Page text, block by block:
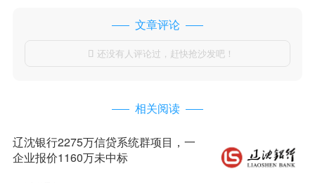
文章评论
 还没有人评论过，赶快抢沙发吧！
相关阅读
辽沈银行2275万信贷系统群项目，一
企业报价1160万未中标